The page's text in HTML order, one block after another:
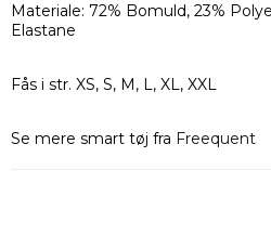
Materiale: 72% Bomuld, 23%
Elastane
Fås i str. XS, S, M, L, XL, XXL
Se mere smart tøj fra Freequent